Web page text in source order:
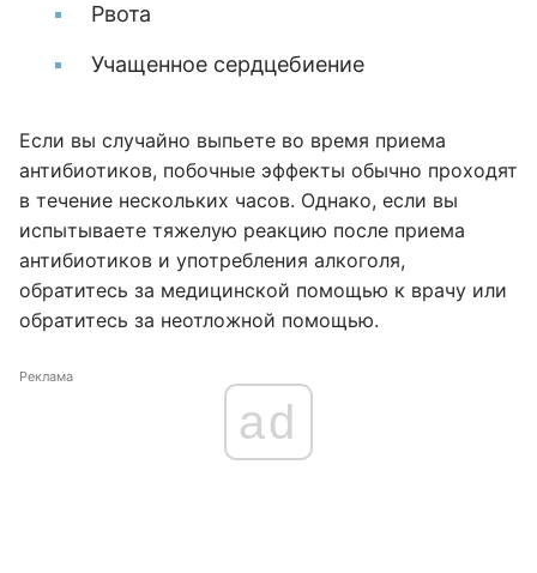
Рвота
Учащенное сердцебиение
Если вы случайно выпьете во время приема
антибиотиков, побочные эффекты обычно проходят
в течение нескольких часов. Однако, если вы
испытываете тяжелую реакцию после приема
антибиотиков и употребления алкоголя,
обратитесь за медицинской помощью к врачу или
обратитесь за неотложной помощью.
Реклама
ad